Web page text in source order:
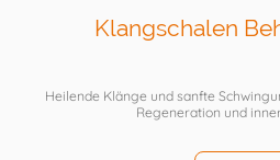
Klangschalen
Heilende Klänge und sanfte
Regeneration und